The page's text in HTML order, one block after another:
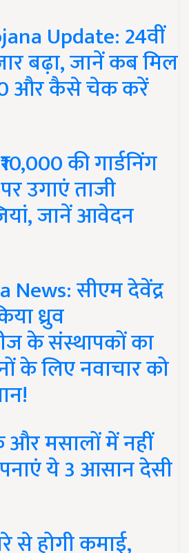
Update: 24वीं
बढ़ा, जानें कब मिल
और कैसे चेक करें
की गार्डनिंग
उगाएं ताजी
जानें आवेदन
सीएम देवेंद्र
ध्रुव
के संस्थापकों का
के लिए नवाचार को
और मसालों में नहीं
ये 3 आसान देसी
से होगी कमाई,